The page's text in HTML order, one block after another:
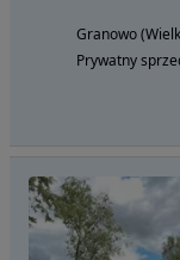
Granowo
Prywatny